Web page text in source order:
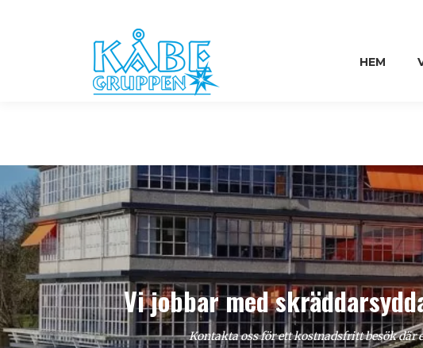
HEM
Vi jobbar med
Kontakta oss för ett kostnadsfritt besök där